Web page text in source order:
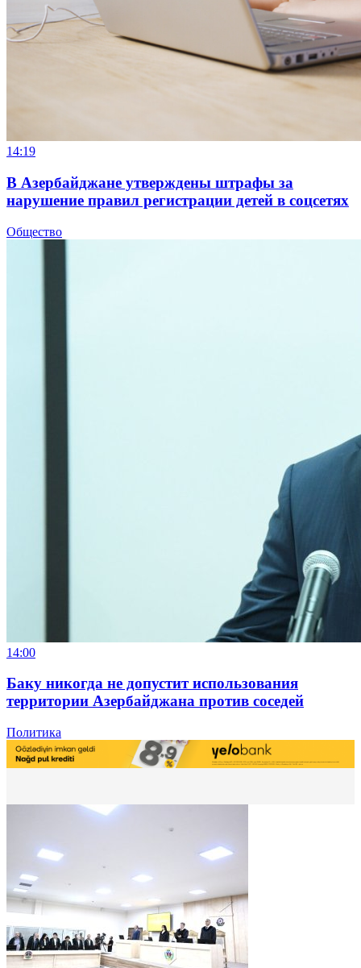
14:19
В Азербайджане утверждены штрафы за
нарушение правил регистрации детей в соцсетях
Общество
14:00
Баку никогда не допустит использования
территории Азербайджана против соседей
Политика